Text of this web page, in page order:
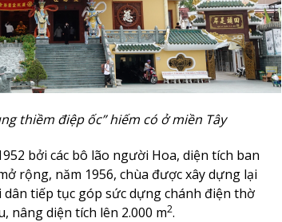
thiềm điệp ốc” hiếm có ở miền Tây
bởi các bô lão người Hoa, diện tích ban
rộng, năm 1956, chùa được xây dựng lại
tiếp tục góp sức dựng chánh điện thờ
nâng diện tích lên 2.000 m2.